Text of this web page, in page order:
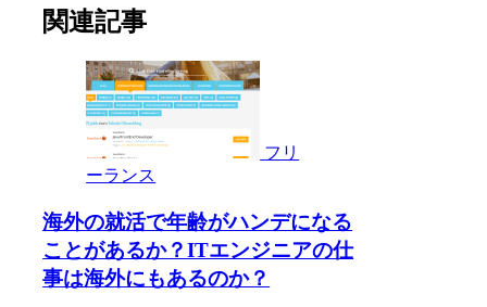
関連記事
フリ
ーランス
海外の就活で年齢がハンデになる
ことがあるか？ITエンジニアの仕
事は海外にもあるのか？